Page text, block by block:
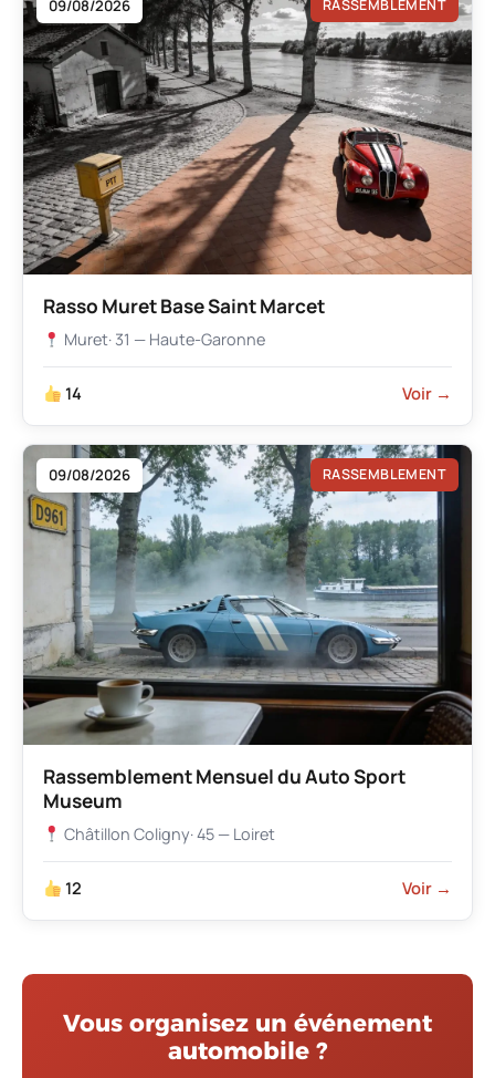
09/08/2026 RASSEMBLEMENT
Rasso Muret Base Saint Marcet
Muret· 31 — Haute-Garonne
14 Voir →
09/08/2026 RASSEMBLEMENT
Rassemblement Mensuel du Auto Sport
Museum
Châtillon Coligny· 45 — Loiret
12 Voir →
Vous organisez un événement
automobile ?